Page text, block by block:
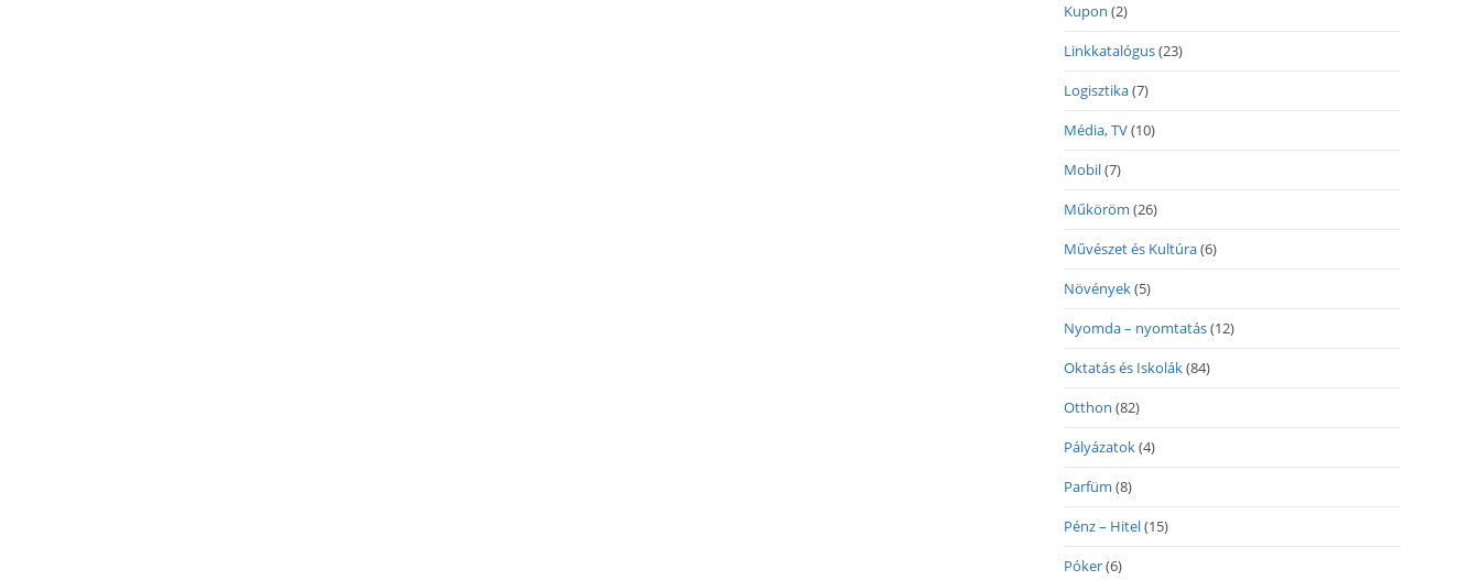
Kupon (2)
Linkkatalógus(23)
Logisztika(7)
Média, TV(10)
Mobil(7)
Műköröm (26)
Művészet és Kultúra(6)
Növények(5)
Nyomda – nyomtatás(12)
Oktatás és Iskolák(84)
Otthon (82)
Pályázatok(4)
Parfüm (8)
Pénz – Hitel(15)
Póker(6)